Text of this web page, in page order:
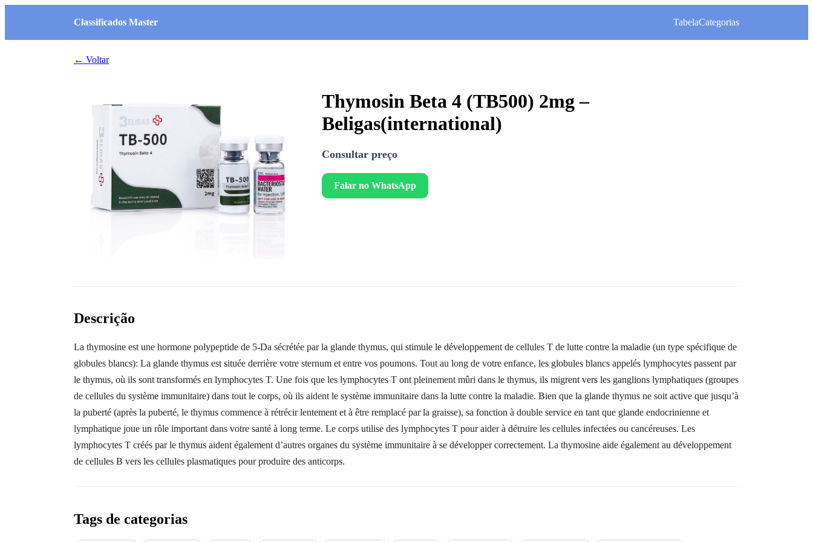
Classificados Master TabelaCategorias
← Voltar
Thymosin Beta 4 (TB500) 2mg –
Beligas(international)
Consultar preço
Falar no WhatsApp
Descrição
La thymosine est une hormone polypeptide de 5-Da sécrétée par la glande thymus, qui stimule le développement de cellules T de lutte contre la maladie (un type spécifique de
globules blancs): La glande thymus est située derrière votre sternum et entre vos poumons. Tout au long de votre enfance, les globules blancs appelés lymphocytes passent par
le thymus, où ils sont transformés en lymphocytes T. Une fois que les lymphocytes T ont pleinement mûri dans le thymus, ils migrent vers les ganglions lymphatiques (groupes
de cellules du système immunitaire) dans tout le corps, où ils aident le système immunitaire dans la lutte contre la maladie. Bien que la glande thymus ne soit active que jusqu’à
la puberté (après la puberté, le thymus commence à rétrécir lentement et à être remplacé par la graisse), sa fonction à double service en tant que glande endocrinienne et
lymphatique joue un rôle important dans votre santé à long terme. Le corps utilise des lymphocytes T pour aider à détruire les cellules infectées ou cancéreuses. Les
lymphocytes T créés par le thymus aident également d’autres organes du système immunitaire à se développer correctement. La thymosine aide également au développement
de cellules B vers les cellules plasmatiques pour produire des anticorps.
Tags de categorias